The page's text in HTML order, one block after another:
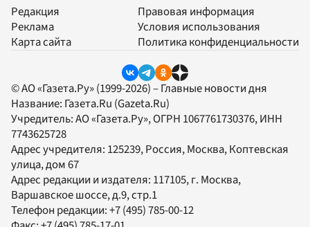
Редакция
Реклама
Карта сайта
Правовая информация
Условия использования
Политика конфиденциальности
© АО «Газета.Ру» (1999-2026) – Главные новости дня
Название: Газета.Ru (Gazeta.Ru)
Учредитель:АО «Газета.Ру», ОГРН 1067761730376, ИНН
7743625728
Адрес учредителя: 125239, Россия, Москва, Коптевская
улица, дом 67
Адрес редакции и издателя: 117105, г. Москва,
Варшавское шоссе, д.9, стр.1
Телефон редакции:+7 (495) 785-00-12